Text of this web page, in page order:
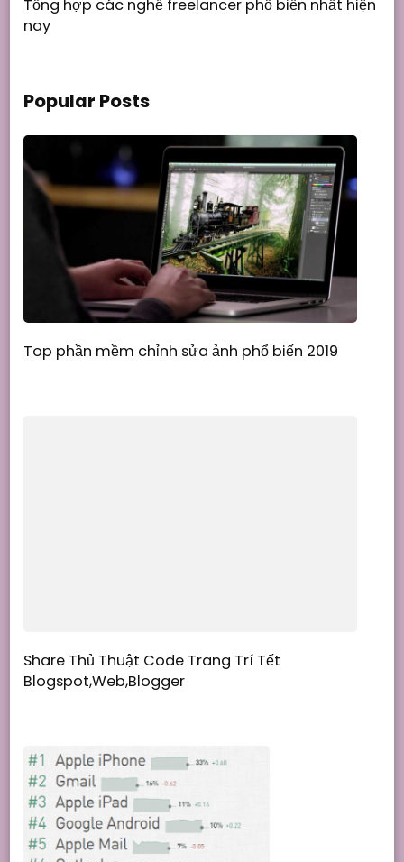
Tổng hợp các nghề freelancer phổ biến nhất hiện
nay
Popular Posts
Top phần mềm chỉnh sửa ảnh phổ biến 2019
Share Thủ Thuật Code Trang Trí Tết
Blogspot,Web,Blogger